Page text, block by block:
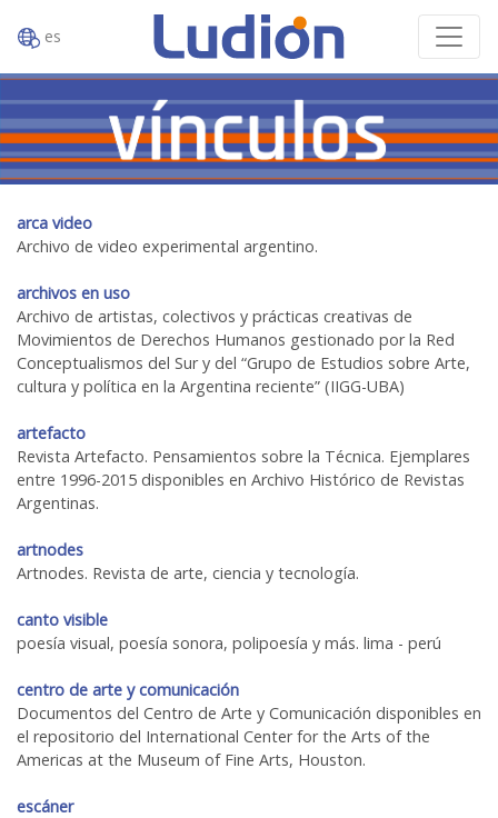
es
arca video
Archivo de video experimental argentino.
archivos en uso
Archivo de artistas, colectivos y prácticas creativas de
Movimientos de Derechos Humanos gestionado por la Red
Conceptualismos del Sur y del “Grupo de Estudios sobre Arte,
cultura y política en la Argentina reciente” (IIGG-UBA)
artefacto
Revista Artefacto. Pensamientos sobre la Técnica. Ejemplares
entre 1996-2015 disponibles en Archivo Histórico de Revistas
Argentinas.
artnodes
Artnodes. Revista de arte, ciencia y tecnología.
canto visible
poesía visual, poesía sonora, polipoesía y más. lima - perú
centro de arte y comunicación
Documentos del Centro de Arte y Comunicación disponibles en
el repositorio del International Center for the Arts of the
Americas at the Museum of Fine Arts, Houston.
escáner